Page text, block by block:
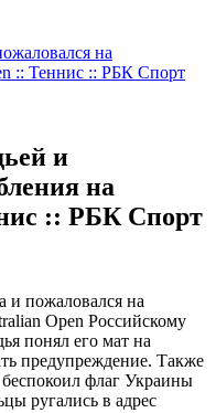
на
:: Теннис :: РБК Спорт
и
на
:: РБК Спорт
и пожаловался на
Open Российскому
понял его мат на
предупреждение. Также
флаг Украины
ругались в адрес